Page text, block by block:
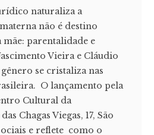
naturaliza a
não é destino
parentalidade e
Vieira e Cláudio
se cristaliza nas
O lançamento pela
Cultural da
Chagas Viegas, 17, São
e reflete como o